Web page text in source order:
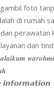
foto
di rumah
perawatan
dan